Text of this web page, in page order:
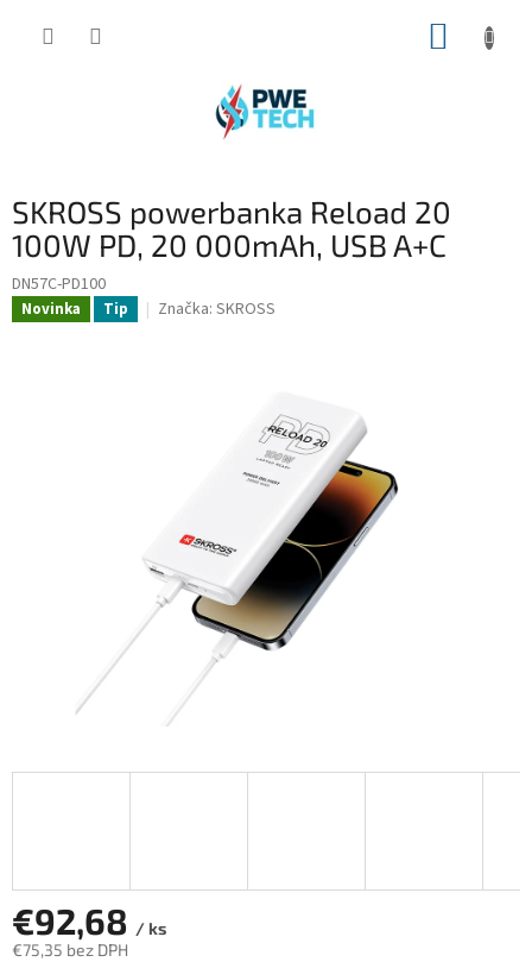
SKROSS powerbanka Reload 20
100W PD, 20 000mAh, USB A+C
DN57C-PD100
Novinka Tip Značka: SKROSS
€92,68 / ks
€75,35 bez DPH